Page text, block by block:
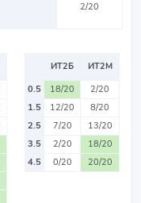
2/20
ИТ2Б
ИТ2М
0.5
18/20
2/20
1.5
12/20
8/20
2.5
7/20
13/20
3.5
2/20
18/20
4.5
0/20 20/20